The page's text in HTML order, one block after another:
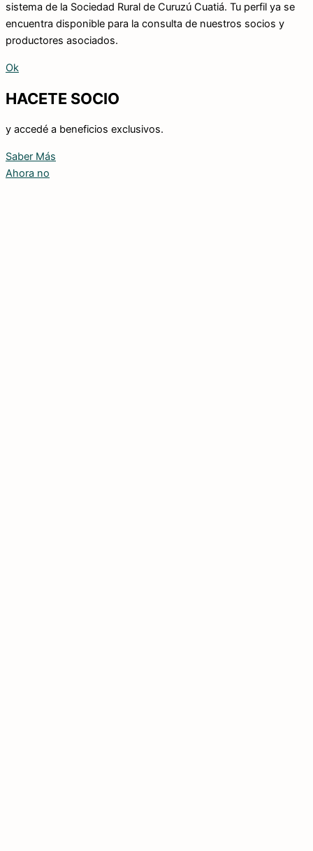
sistema de la Sociedad Rural de Curuzú Cuatiá. Tu perfil ya se
encuentra disponible para la consulta de nuestros socios y
productores asociados.
Ok
HACETE SOCIO
y accedé a beneficios exclusivos.
Saber Más
Ahora no